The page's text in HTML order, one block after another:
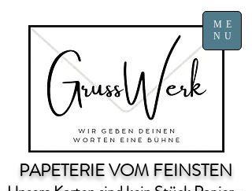
PAPETERIE VOM FEINSTEN
ME
NU